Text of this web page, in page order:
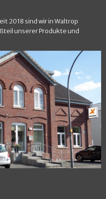
2018 sind wir in Waltrop
unserer Produkte und